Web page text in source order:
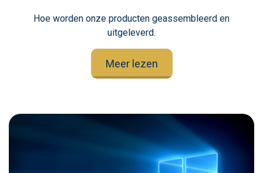
Hoe worden onze producten geassembleerd en
uitgeleverd.
Meer lezen